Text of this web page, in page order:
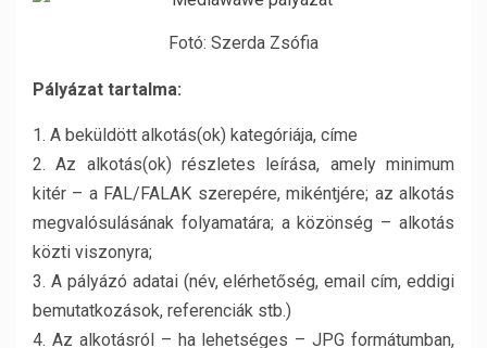
Fotó: Szerda Zsófia
Pályázat tartalma:
1. A beküldött alkotás(ok) kategóriája, címe
2. Az alkotás(ok) részletes leírása, amely minimum
kitér – a FAL/FALAK szerepére, mikéntjére; az alkotás
megvalósulásának folyamatára; a közönség – alkotás
közti viszonyra;
3. A pályázó adatai (név, elérhetőség, email cím, eddigi
bemutatkozások, referenciák stb.)
4. Az alkotásról – ha lehetséges – JPG formátumban,